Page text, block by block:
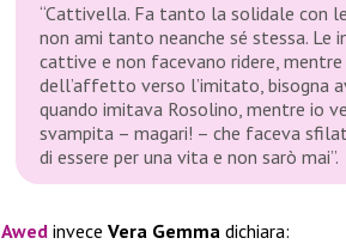
“Cattivella. Fa tanto la solidale con
non ami tanto neanche sé stessa. Le
cattive e non facevano ridere, mentre
dell’affetto verso l’imitato, bisogna
quando imitava Rosolino, mentre io
svampita – magari! – che faceva
di essere per una vita e non sarò mai”.
Awed invece Vera Gemma dichiara: